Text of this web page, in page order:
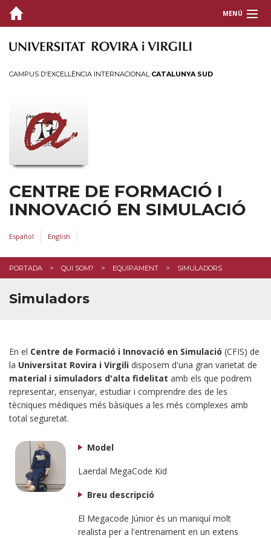
MENÚ
QUI SOM?
Equip humà
Equipament
Instal·lacions
Què és el CFIS?
SIMULACIÓ
MISSIÓ I OBJECTIUS
CAMPUS D'EXCEL·LÈNCIA INTERNACIONAL CATALUNYA SUD
CENTRE DE FORMACIÓ I
INNOVACIÓ EN SIMULACIÓ
Español English
PORTADA QUI SOM? EQUIPAMENT SIMULADORS
Simuladors
En el Centre de Formació i Innovació en Simulació (CFIS) de
la Universitat Rovira i Virgili disposem d'una gran varietat de
material i simuladors d'alta fidelitat amb els que podrem
representar, ensenyar, estudiar i comprendre des de les
tècniques mèdiques més bàsiques a les més complexes amb
total seguretat.
Model
Laerdal MegaCode Kid
Breu descripció
El Megacode Júnior és un maniquí molt
realista per a l'entrenament en un extens